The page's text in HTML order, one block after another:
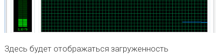
Здесь будет отображаться загруженность